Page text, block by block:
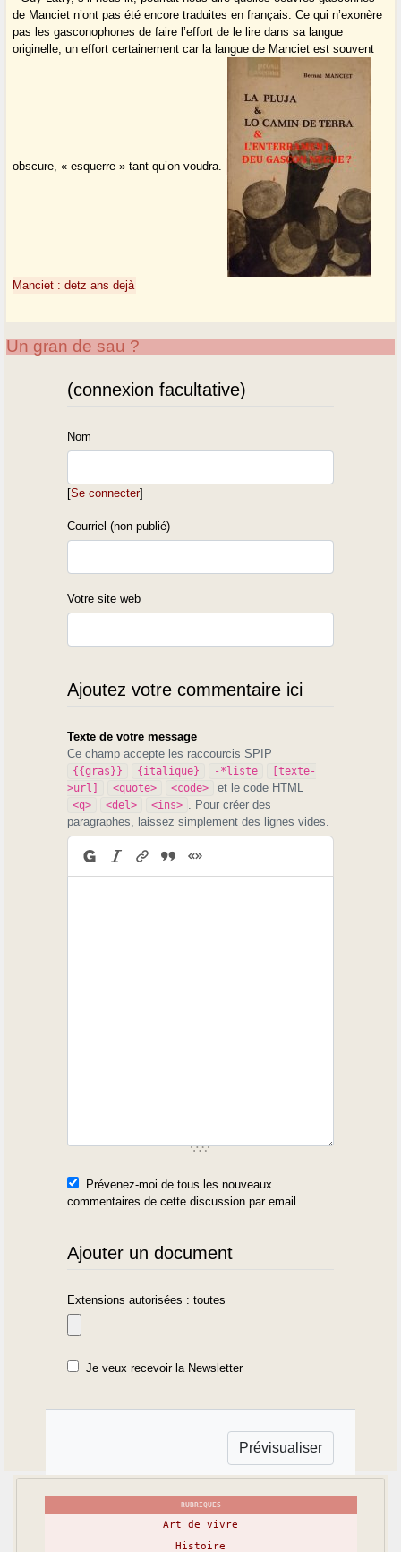
de Manciet n’ont pas été encore traduites en français. Ce qui n’exonère
pas les gasconophones de faire l’effort de le lire dans sa langue
originelle, un effort certainement car la langue de Manciet est souvent
obscure, « esquerre » tant qu’on voudra.
Manciet : detz ans dejà
Un gran de sau ?
(connexion facultative)
Nom
[Se connecter]
Courriel (non publié)
Votre site web
Ajoutez votre commentaire ici
Texte de votre message
Ce champ accepte les raccourcis SPIP
{{gras}} {italique} -*liste
[texte-
>url]
<quote> <code> et le code HTML
<q> <del> <ins>
. Pour créer des
paragraphes, laissez simplement des lignes vides.
Prévenez-moi de tous les nouveaux
commentaires de cette discussion par email
Ajouter un document
Extensions autorisées : toutes
Je veux recevoir la Newsletter
RUBRIQUES
Art de vivre
Histoire